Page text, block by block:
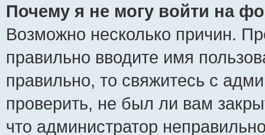
Почему я не могу войти на
Возможно несколько причин.
правильно вводите имя
правильно, то свяжитесь с
проверить, не был ли вам
что администратор